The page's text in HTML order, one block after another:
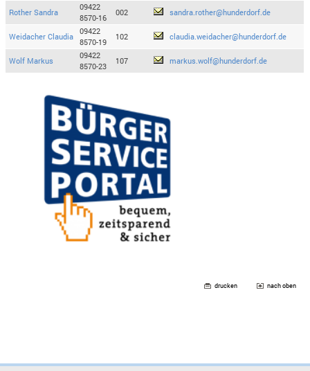
Rother Sandra
09422
8570-16
002 sandra.rother@hunderdorf.de
Weidacher Claudia
09422
8570-19
102 claudia.weidacher@hunderdorf.de
Wolf Markus
09422
8570-23
107 markus.wolf@hunderdorf.de
drucken nach oben